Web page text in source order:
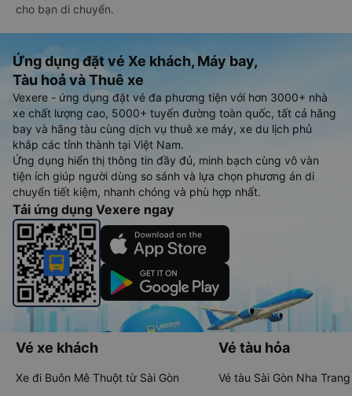
cho bạn di chuyển.
Ứng dụng đặt vé Xe khách, Máy bay,
Tàu hoả và Thuê xe
Vexere - ứng dụng đặt vé đa phương tiện với hơn 3000+ nhà
xe chất lượng cao, 5000+ tuyến đường toàn quốc, tất cả hãng
bay và hãng tàu cùng dịch vụ thuê xe máy, xe du lịch phủ
khắp các tỉnh thành tại Việt Nam.
Ứng dụng hiển thị thông tin đầy đủ, minh bạch cùng vô vàn
tiện ích giúp người dùng so sánh và lựa chọn phương án di
chuyển tiết kiệm, nhanh chóng và phù hợp nhất.
Tải ứng dụng Vexere ngay
Vé xe khách
Xe đi Buôn Mê Thuột từ Sài Gòn
Vé tàu hỏa
Vé tàu Sài Gòn Nha Trang